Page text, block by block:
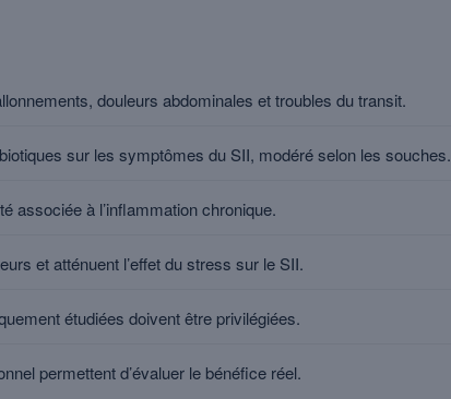
douleurs abdominales et troubles du transit.
sur les symptômes du SII, modéré selon les souches.
associée à l’inflammation chronique.
et atténuent l’effet du stress sur le SII.
étudiées doivent être privilégiées.
permettent d’évaluer le bénéfice réel.